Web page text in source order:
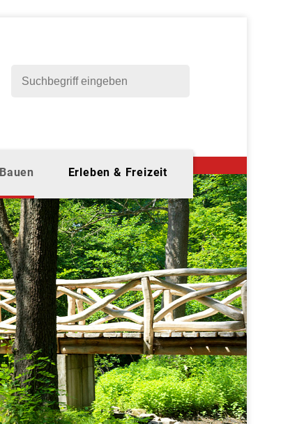
Erleben & Freizeit